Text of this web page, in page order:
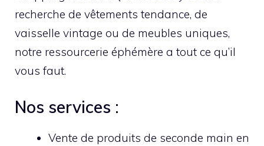
recherche de vêtements tendance, de
vaisselle vintage ou de meubles uniques,
notre ressourcerie éphémère a tout ce qu’il
vous faut.
Nos services :
Vente de produits de seconde main en